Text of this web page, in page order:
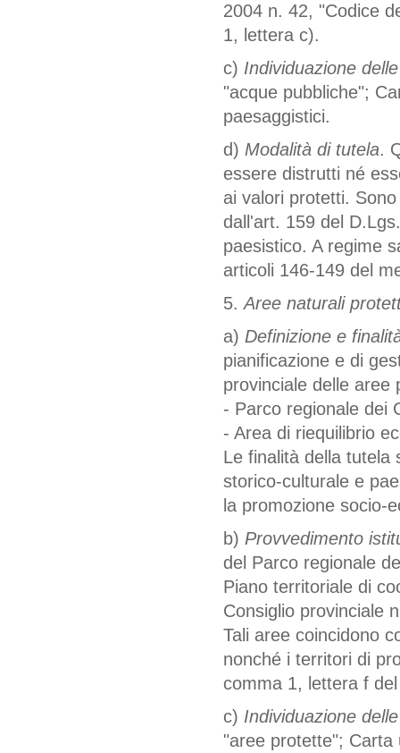
2004 n. 42, "Codice
1, lettera c).
c) Individuazione
"acque pubbliche";
paesaggistici.
d) Modalità di tutela.
essere distrutti né
ai valori protetti.
dall'art. 159 del
paesistico. A regime
articoli 146-149 del
5. Aree naturali
a) Definizione e
pianificazione e di
provinciale delle aree
- Parco regionale dei
- Area di riequilibrio
Le finalità della tutela
storico-culturale e
la promozione socio-
b) Provvedimento
del Parco regionale
Piano territoriale di
Consiglio provinciale
Tali aree coincidono
nonché i territori di
comma 1, lettera f
c) Individuazione
"aree protette"; Carta